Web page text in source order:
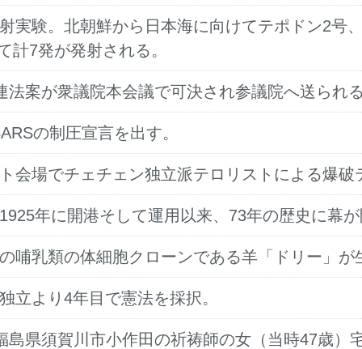
実験。北朝鮮から日本海に向けてテポドン2号
計7発が発射される。
法案が衆議院本会議で可決され参議院へ送られ
の制圧宣言を出す。
会場でチェチェン独立派テロリストによる爆
年に開港そして運用以来、73年の歴史に幕
哺乳類の体細胞クローンである羊「ドリー」が
立より4年目で憲法を採択。
島県須賀川市小作田の祈祷師の女（当時47歳）